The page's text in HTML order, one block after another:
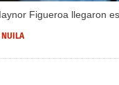
Figueroa llegaron
NUILA